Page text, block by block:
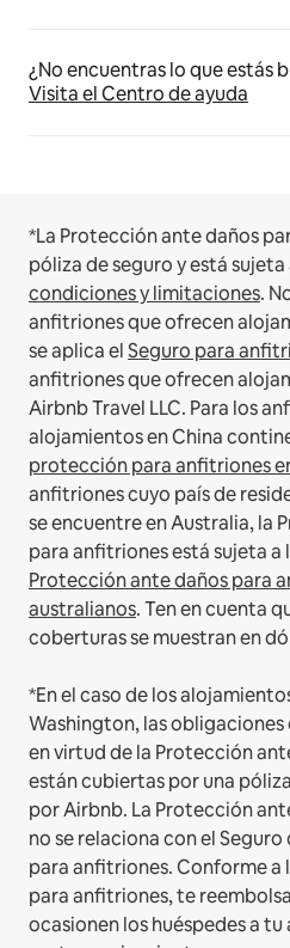
¿No encuentras lo que estás
Visita el Centro de ayuda
*La Protección ante daños
póliza de seguro y está sujeta
condiciones y limitaciones.
anfitriones que ofrecen
se aplica elSeguro para
anfitriones que ofrecen
Airbnb Travel LLC. Para los
alojamientos en China
protección para anfitriones
anfitriones cuyo país de
se encuentre en Australia, la
para anfitriones está sujeta a
Protección ante daños para
australianos. Ten en cuenta
coberturas se muestran en
*En el caso de los
Washington, las
en virtud de la Protección
están cubiertas por una
por Airbnb. La Protección
no se relaciona con el
para anfitriones. Conforme a
para anfitriones, te
ocasionen los huéspedes a